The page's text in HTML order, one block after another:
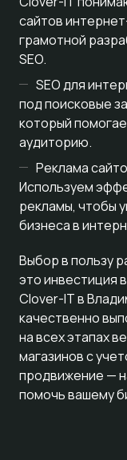
сайтов
грамотной
SEO.
SEO для
под поисковые
который
аудиторию.
Реклама
Используем
рекламы, чтобы
бизнеса в
Выбор в пользу
это инвестиция
Clover-IT в
качественно
на всех этапах
магазинов с
продвижение —
помочь вашему